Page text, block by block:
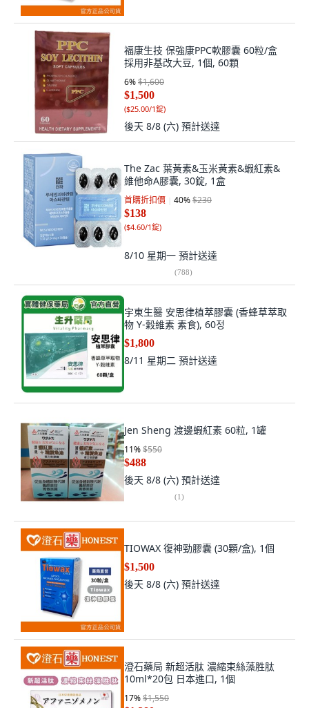
福康生技 保強康PPC軟膠囊 60粒/盒
採用非基改大豆, 1個, 60顆
6%$1,600
$1,500
($25.00/1錠)
後天 8/8 (六) 預計送達
The Zac 葉黃素&玉米黃素&蝦紅素&
維他命A膠囊, 30錠, 1盒
首購折扣價 40%$230
$138
($4.60/1錠)
8/10 星期一 預計送達
(788)
宇東生醫 安思律植萃膠囊 (香蜂草萃取
物 Y-穀維素 素食), 60정
$1,800
8/11 星期二 預計送達
Jen Sheng 渡邊蝦紅素 60粒, 1罐
11%$550
$488
後天 8/8 (六) 預計送達
(1)
TIOWAX 復神勁膠囊 (30顆/盒), 1個
$1,500
後天 8/8 (六) 預計送達
澄石藥局 新超活肽 濃縮束絲藻胜肽
10ml*20包 日本進口, 1個
17%$1,550